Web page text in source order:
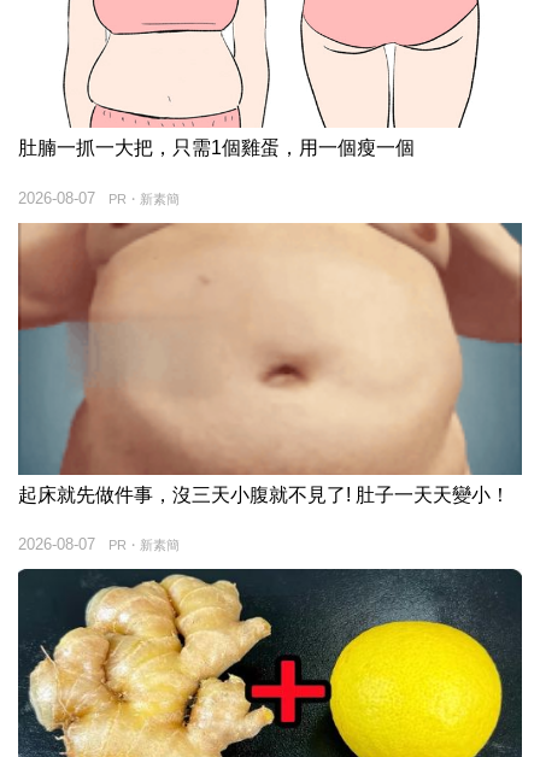
肚腩一抓一大把，只需1個雞蛋，用一個瘦一個
PR・新素簡
2026-08-07
起床就先做件事，沒三天小腹就不見了! 肚子一天天變小！
PR・新素簡
2026-08-07